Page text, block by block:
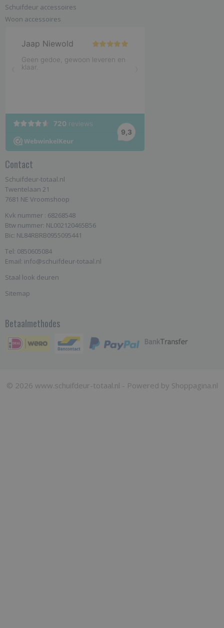
Schuifdeur accessoires
Woon accessoires
Contact
Schuifdeur-totaal.nl
Twentelaan 21
7681 NE Vroomshoop
Kvk nummer : 68268548
Btw nummer: NL002120465B56
Bic: NL84RBRB0955095441
Tel: 0850605084
Email: info@schuifdeur-totaal.nl
Staal look deuren
Sitemap
Betaalmethodes
© 2026 www.schuifdeur-totaal.nl - Powered by Shoppagina.nl